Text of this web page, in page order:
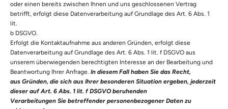
oder einen bereits zwischen Ihnen und uns geschlossenen Vertrag
betrifft, erfolgt diese Datenverarbeitung auf Grundlage des Art. 6 Abs. 1
lit.
b DSGVO.
Erfolgt die Kontaktaufnahme aus anderen Gründen, erfolgt diese
Datenverarbeitung auf Grundlage des Art. 6 Abs. 1 lit. f DSGVO aus
unserem überwiegenden berechtigten Interesse an der Bearbeitung und
Beantwortung Ihrer Anfrage. In diesem Fall haben Sie das Recht,
aus Gründen, die sich aus Ihrer besonderen Situation ergeben, jederzeit
dieser auf Art. 6 Abs. 1 lit. f DSGVO beruhenden
Verarbeitungen Sie betreffender personenbezogener Daten zu